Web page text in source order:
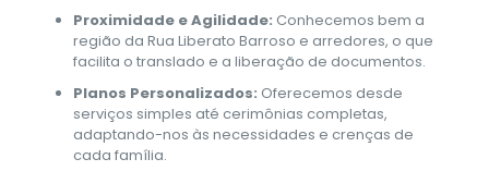
Proximidade e Agilidade: Conhecemos bem a
região da Rua Liberato Barroso e arredores, o que
facilita o translado e a liberação de documentos.
Planos Personalizados: Oferecemos desde
serviços simples até cerimônias completas,
adaptando-nos às necessidades e crenças de
cada família.